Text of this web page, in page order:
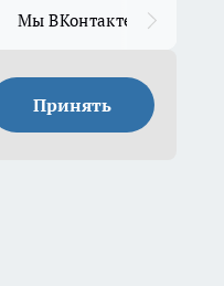
Мы ВКонтакте
Принять